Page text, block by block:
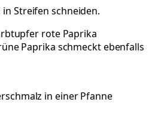
Streifen schneiden.
rote Paprika
Paprika schmeckt ebenfalls
in einer Pfanne